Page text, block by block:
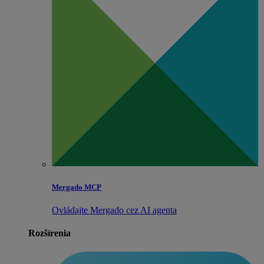
Mergado MCP
Ovládajte Mergado cez AI agenta
Rozšírenia